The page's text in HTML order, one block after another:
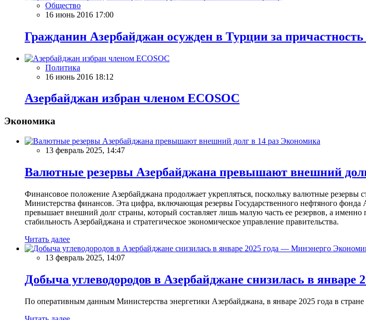
Общество
16 июнь 2016 17:00
Гражданин Азербайджан осужден в Турции за причастность
Политика
16 июнь 2016 18:12
Азербайджан избран членом ECOSOC
Экономика
Экономика
13 февраль 2025, 14:47
Валютные резервы Азербайджана превышают внешний
Финансовое положение Азербайджана продолжает укрепляться, поскольку валютные
Министерства финансов. Эта цифра, включающая резервы Государственного нефтяного
превышает внешний долг страны, который составляет лишь малую часть ее резервов, а
стабильность Азербайджана и стратегическое экономическое управление правительства.
Читать далее
13 февраль 2025, 14:07
Добыча углеводородов в Азербайджане снизилась в январе
По оперативным данным Министерства энергетики Азербайджана, в январе 2025 года в